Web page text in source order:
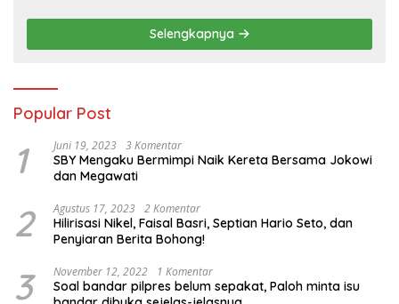
Pertanian Nasional
Selengkapnya
Popular Post
1 Juni 19, 2023 3 Komentar
SBY Mengaku Bermimpi Naik Kereta Bersama Jokowi
dan Megawati
2 Agustus 17, 2023 2 Komentar
Hilirisasi Nikel, Faisal Basri, Septian Hario Seto, dan
Penyiaran Berita Bohong!
3 November 12, 2022 1 Komentar
Soal bandar pilpres belum sepakat, Paloh minta isu